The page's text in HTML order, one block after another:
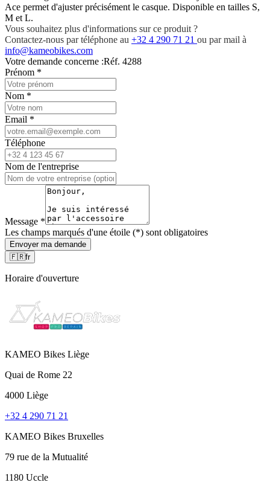
Ace permet d'ajuster précisément le casque. Disponible en tailles S,
M et L.
Vous souhaitez plus d'informations sur ce produit ?
Contactez-nous par téléphone au +32 4 290 71 21 ou par mail à
info@kameobikes.com
Votre demande concerne :Réf. 4288
Prénom *
Nom *
Email *
Téléphone
Nom de l'entreprise
Message *
Les champs marqués d'une étoile (*) sont obligatoires
Envoyer ma demande
🇫🇷fr
Horaire d'ouverture
KAMEO Bikes Liège
Quai de Rome 22
4000 Liège
+32 4 290 71 21
KAMEO Bikes Bruxelles
79 rue de la Mutualité
1180 Uccle